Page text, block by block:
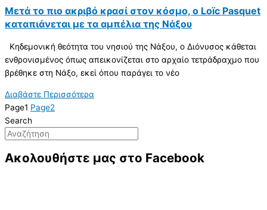
Μετά το πιο ακριβό κρασί στον κόσμο, ο Loïc Pasquet
καταπιάνεται με τα αμπέλια της Νάξου
Κηδεμονική θεότητα του νησιού της Νάξου, ο Διόνυσος κάθεται
ενθρονισμένος όπως απεικονίζεται στο αρχαίο τετράδραχμο που
βρέθηκε στη Νάξο, εκεί όπου παράγει το νέο
Διαβάστε Περισσότερα
Page1 Page2
Search
Ακολουθήστε μας στο Facebook